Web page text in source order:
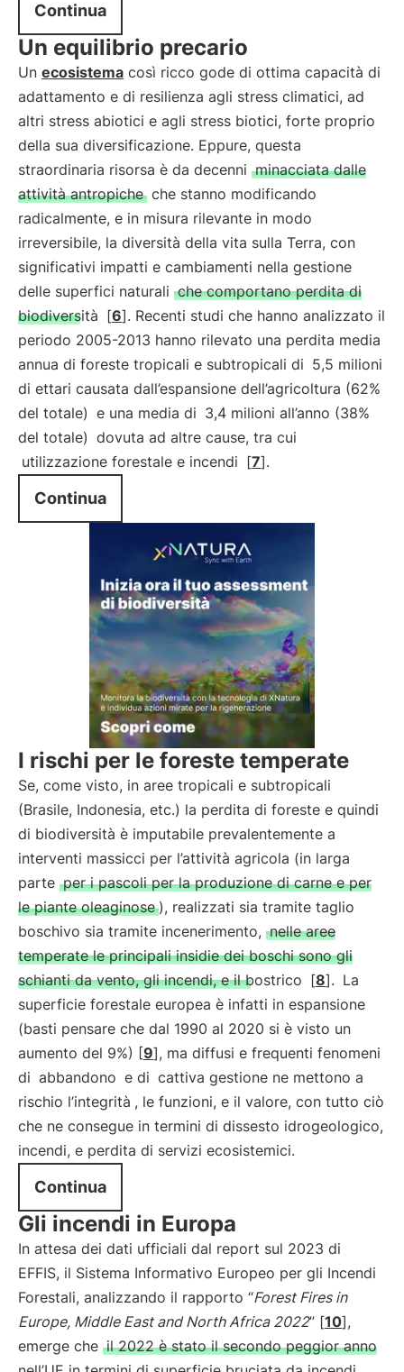
Continua
Un equilibrio precario
Un ecosistema così ricco gode di ottima capacità di
adattamento e di resilienza agli stress climatici, ad
altri stress abiotici e agli stress biotici, forte proprio
della sua diversificazione. Eppure, questa
straordinaria risorsa è da decenni minacciata dalle
attività antropiche che stanno modificando
radicalmente, e in misura rilevante in modo
irreversibile, la diversità della vita sulla Terra, con
significativi impatti e cambiamenti nella gestione
delle superfici naturali che comportano perdita di
biodiversità [6]. Recenti studi che hanno analizzato il
periodo 2005-2013 hanno rilevato una perdita media
annua di foreste tropicali e subtropicali di 5,5 milioni
di ettari causata dall’espansione dell’agricoltura (62%
del totale) e una media di 3,4 milioni all’anno (38%
del totale) dovuta ad altre cause, tra cui
utilizzazione forestale e incendi [7].
Continua
I rischi per le foreste temperate
Se, come visto, in aree tropicali e subtropicali
(Brasile, Indonesia, etc.) la perdita di foreste e quindi
di biodiversità è imputabile prevalentemente a
interventi massicci per l’attività agricola (in larga
parte per i pascoli per la produzione di carne e per
le piante oleaginose ), realizzati sia tramite taglio
boschivo sia tramite incenerimento, nelle aree
temperate le principali insidie dei boschi sono gli
schianti da vento, gli incendi, e il bostrico [8]. La
superficie forestale europea è infatti in espansione
(basti pensare che dal 1990 al 2020 si è visto un
aumento del 9%) [9], ma diffusi e frequenti fenomeni
di abbandono e di cattiva gestione ne mettono a
rischio l’integrità , le funzioni, e il valore, con tutto ciò
che ne consegue in termini di dissesto idrogeologico,
incendi, e perdita di servizi ecosistemici.
Continua
Gli incendi in Europa
In attesa dei dati ufficiali dal report sul 2023 di
EFFIS, il Sistema Informativo Europeo per gli Incendi
Forestali, analizzando il rapporto “Forest Fires in
Europe, Middle East and North Africa 2022” [10],
emerge che il 2022 è stato il secondo peggior anno